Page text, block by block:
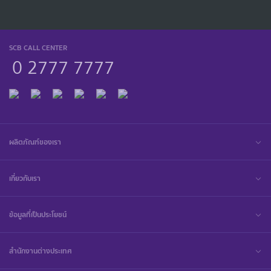
SCB CALL CENTER
0 2777 7777
ผลิตภัณฑ์ของเรา
เกี่ยวกับเรา
ข้อมูลที่เป็นประโยชน์
สำนักงานต่างประเทศ